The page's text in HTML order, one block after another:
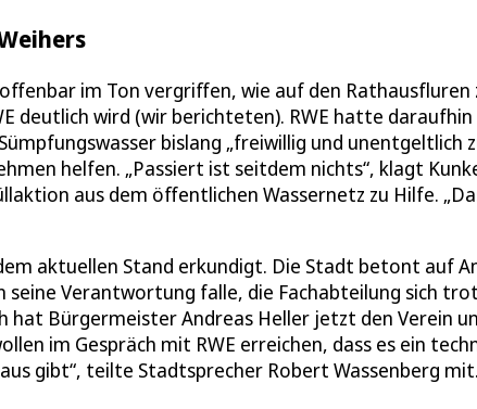
im Ton vergriffen, wie auf den Rathausfluren
deutlich wird (wir berichteten). RWE hatte
bislang „freiwillig und unentgeltlich
helfen. „Passiert ist seitdem nichts“, klagt
aus dem öffentlichen Wassernetz zu Hilfe.
aktuellen Stand erkundigt. Die Stadt betont auf
Verantwortung falle, die Fachabteilung sich
hat Bürgermeister Andreas Heller jetzt den Verein
im Gespräch mit RWE erreichen, dass es ein
gibt“, teilte Stadtsprecher Robert Wassenberg mit.